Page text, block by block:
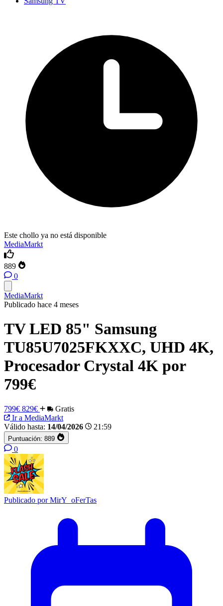
Este chollo ya no está disponible
MediaMarkt
889
0
MediaMarkt
Publicado hace 4 meses
TV LED 85" Samsung
TU85U7025FKXXC, UHD 4K,
Procesador Crystal 4K por
799€
799€ 829€
Gratis
Ir a MediaMarkt
Válido hasta: 14/04/2026 21:59
Puntuación: 889
0
Publicado porMirY_oFerTas